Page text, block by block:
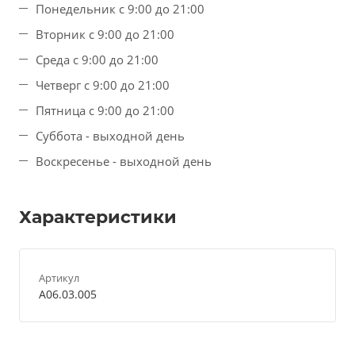
Понедельник с 9:00 до 21:00
Вторник с 9:00 до 21:00
Среда с 9:00 до 21:00
Четверг с 9:00 до 21:00
Пятница с 9:00 до 21:00
Суббота - выходной день
Воскресенье - выходной день
Характеристики
Артикул
A06.03.005